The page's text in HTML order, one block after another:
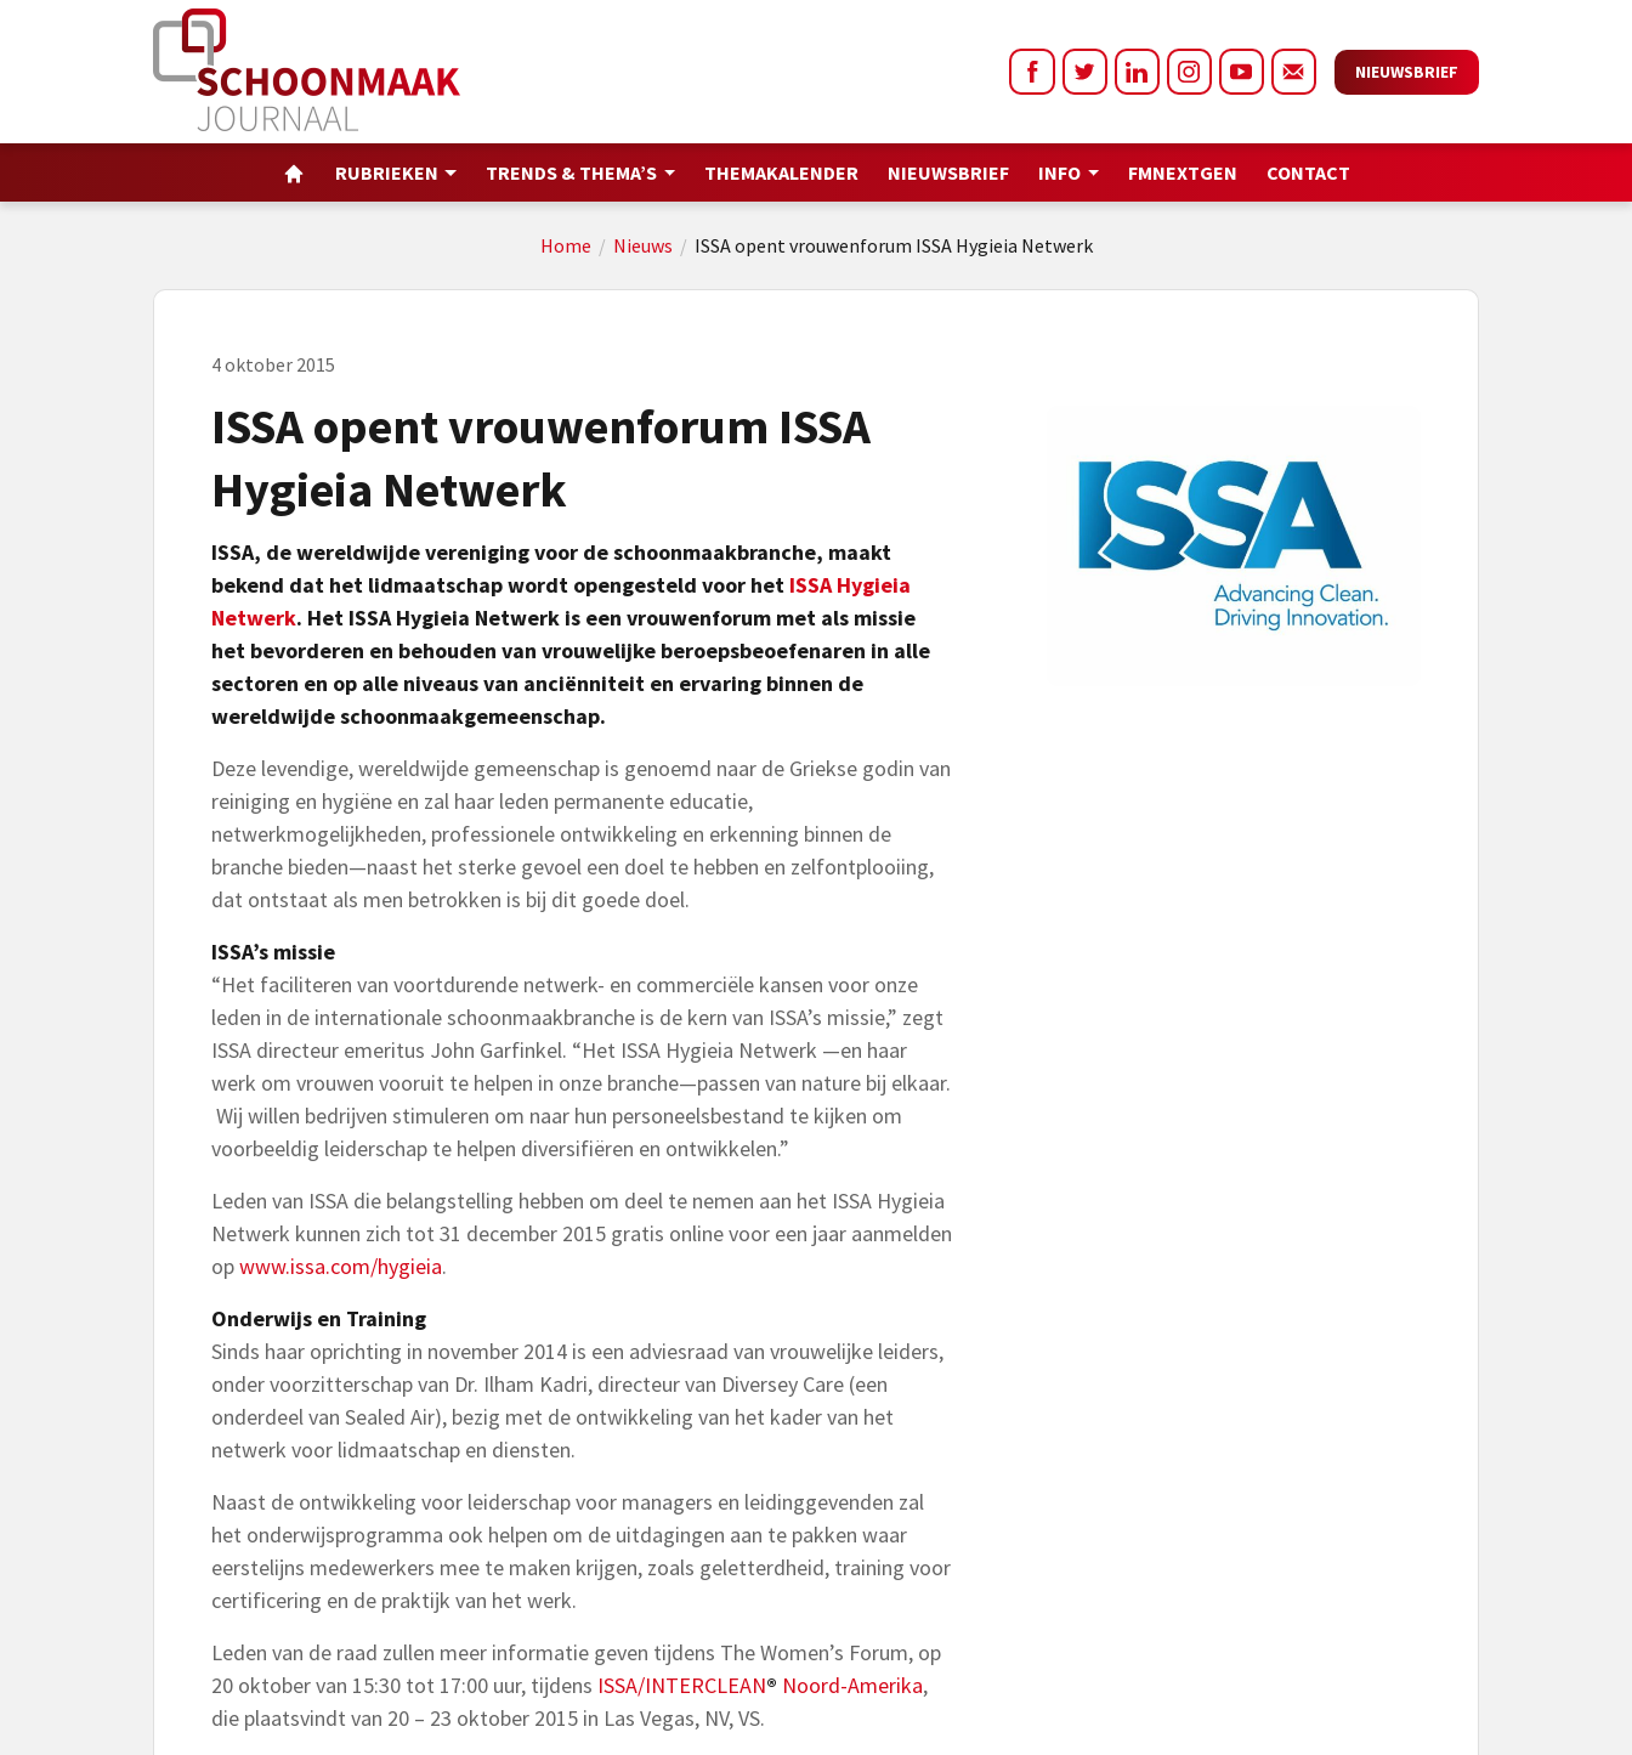
NIEUWSBRIEF
RUBRIEKEN TRENDS & THEMA’S THEMAKALENDER NIEUWSBRIEF INFO FMNEXTGEN CONTACT
Home / Nieuws / ISSA opent vrouwenforum ISSA Hygieia Netwerk
4 oktober 2015
ISSA opent vrouwenforum ISSA
Hygieia Netwerk
ISSA, de wereldwijde vereniging voor de schoonmaakbranche, maakt
bekend dat het lidmaatschap wordt opengesteld voor het ISSA Hygieia
Netwerk. Het ISSA Hygieia Netwerk is een vrouwenforum met als missie
het bevorderen en behouden van vrouwelijke beroepsbeoefenaren in alle
sectoren en op alle niveaus van anciënniteit en ervaring binnen de
wereldwijde schoonmaakgemeenschap.
Deze levendige, wereldwijde gemeenschap is genoemd naar de Griekse godin van
reiniging en hygiëne en zal haar leden permanente educatie,
netwerkmogelijkheden, professionele ontwikkeling en erkenning binnen de
branche bieden—naast het sterke gevoel een doel te hebben en zelfontplooiing,
dat ontstaat als men betrokken is bij dit goede doel.
ISSA’s missie
“Het faciliteren van voortdurende netwerk- en commerciële kansen voor onze
leden in de internationale schoonmaakbranche is de kern van ISSA’s missie,” zegt
ISSA directeur emeritus John Garfinkel. “Het ISSA Hygieia Netwerk —en haar
werk om vrouwen vooruit te helpen in onze branche—passen van nature bij elkaar.
Wij willen bedrijven stimuleren om naar hun personeelsbestand te kijken om
voorbeeldig leiderschap te helpen diversifiëren en ontwikkelen.”
Leden van ISSA die belangstelling hebben om deel te nemen aan het ISSA Hygieia
Netwerk kunnen zich tot 31 december 2015 gratis online voor een jaar aanmelden
opwww.issa.com/hygieia.
Onderwijs en Training
Sinds haar oprichting in november 2014 is een adviesraad van vrouwelijke leiders,
onder voorzitterschap van Dr. Ilham Kadri, directeur van Diversey Care (een
onderdeel van Sealed Air), bezig met de ontwikkeling van het kader van het
netwerk voor lidmaatschap en diensten.
Naast de ontwikkeling voor leiderschap voor managers en leidinggevenden zal
het onderwijsprogramma ook helpen om de uitdagingen aan te pakken waar
eerstelijns medewerkers mee te maken krijgen, zoals geletterdheid, training voor
certificering en de praktijk van het werk.
Leden van de raad zullen meer informatie geven tijdens The Women’s Forum, op
20 oktober van 15:30 tot 17:00 uur, tijdens ISSA/INTERCLEAN® Noord-Amerika,
die plaatsvindt van 20 – 23 oktober 2015 in Las Vegas, NV, VS.